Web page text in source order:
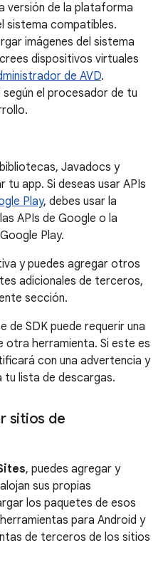
versión de la plataforma
sistema compatibles.
imágenes del sistema
dispositivos virtuales
de AVD.
según el procesador de tu
Javadocs y
tu app. Si deseas usar APIs
Play, debes usar la
APIs de Google o la
Play.
y puedes agregar otros
adicionales de terceros,
sección.
de SDK puede requerir una
otra herramienta. Si este es
con una advertencia y
tu lista de descargas.
sitios de
, puedes agregar y
sus propias
los paquetes de esos
para Android y
de terceros de los sitios